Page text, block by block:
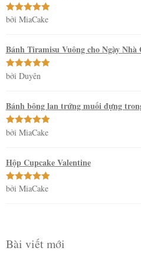
Được xếp
bởi MiaCake
Bánh Tiramisu Vuông cho Ngày Nhà
Được xếp
bởi Duyên
Bánh bông lan trứng muối đựng
Được xếp
bởi MiaCake
Hộp Cupcake Valentine
Được xếp
bởi MiaCake
Bài viết mới